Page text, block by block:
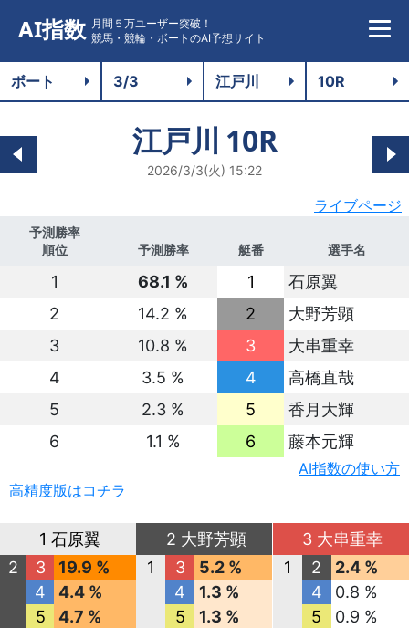
AI指数 月間５万ユーザー突破！
競馬・競輪・ボートのAI予想サイト
江戸川 10R
2026/3/3(火) 15:22
ライブページ
予測勝率
順位
予測勝率 艇番 選手名
1 68.1 % 1
石原翼
2
14.2 % 2
大野芳顕
3
10.8 % 3
大串重幸
4
3.5 % 4
高橋直哉
5
2.3 % 5
香月大輝
6
1.1 % 6 藤本元輝
AI指数の使い方
高精度版はコチラ
1 石原翼
2
3
19.9 %
4
4.4 %
5
4.7 %
2 大野芳顕
1
3
5.2 %
4
1.3 %
5
1.3 %
3 大串重幸
1
2
2.4 %
4
0.8 %
5
0.9 %